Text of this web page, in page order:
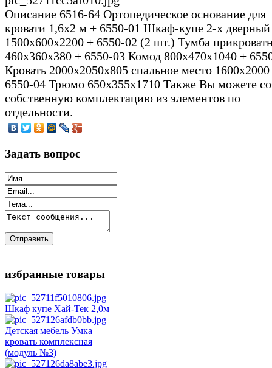
Описание 6516-64 Ортопедическое основание для
кровати 1,6х2 м + 6550-01 Шкаф-купе 2-х дверный
1500х600х2200 + 6550-02 (2 шт.) Тумба
460х360х380 + 6550-03 Комод 800х470х1040 +
Кровать 2000х2050х805 спальное место
6550-04 Трюмо 650х355х1710 Также Вы можете
собственную комплектацию из элементов по
отдельности.
Задать вопрос
избранные товары
Шкаф купе Хай-Тек 2,0м
Детская мебель Умка
кровать комплексная
(модуль №3)